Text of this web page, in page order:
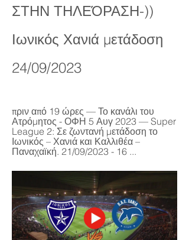
ΣΤΗΝ ΤΗΛΕΌΡΑΣΗ-))
Ιωνικός Χανιά μετάδοση
24/09/2023
πριν από 19 ώρες — Το κανάλι του
Ατρόμητος - ΟΦΗ 5 Αυγ 2023 — Super
League 2: Σε ζωντανή μετάδοση το
Ιωνικός – Χανιά και Καλλιθέα –
Παναχαϊκή. 21/09/2023 - 16 ...